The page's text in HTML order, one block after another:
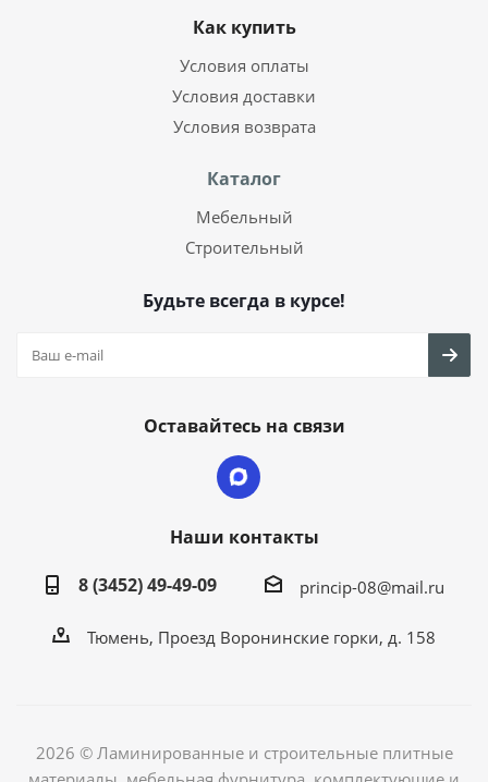
Как купить
Условия оплаты
Условия доставки
Условия возврата
Каталог
Мебельный
Строительный
Будьте всегда в курсе!
Оставайтесь на связи
Наши контакты
8 (3452) 49-49-09
princip-08@mail.ru
Тюмень, Проезд Воронинские горки, д. 158
2026 © Ламинированные и строительные плитные